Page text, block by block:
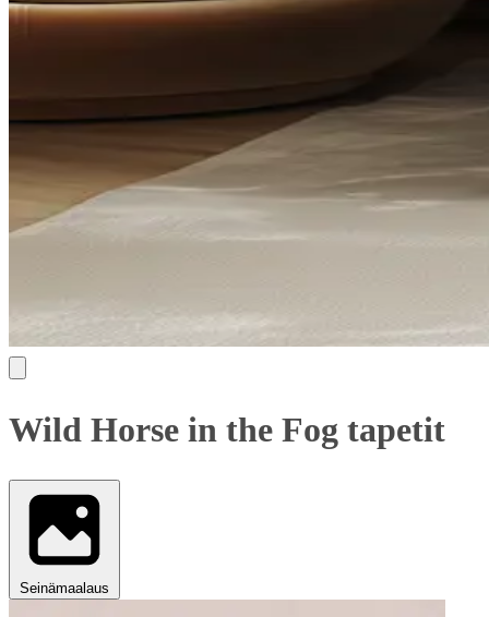
Wild Horse in the Fog tapetit
Seinämaalaus